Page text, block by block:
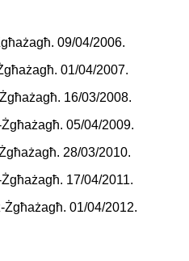
09/04/2006.
01/04/2007.
16/03/2008.
05/04/2009.
28/03/2010.
17/04/2011.
01/04/2012.